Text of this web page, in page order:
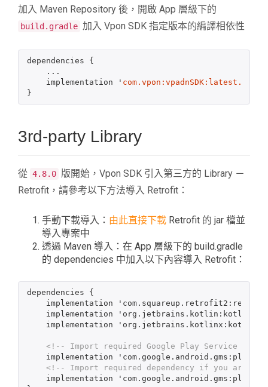
加入 Maven Repository 後，開啟 App 層級下的
build.gradle 加入 Vpon SDK 指定版本的編譯相依性
dependencies
{
...
implementation
'
}
3rd-party Library
從 4.8.0 版開始，Vpon SDK 引入第三方的 Library －
Retrofit，請參考以下方法導入 Retrofit：
手動下載導入： 由此直接下載 Retrofit 的 jar 檔並
導入專案中
透過 Maven 導入：在 App 層級下的 build.gradle
的 dependencies 中加入以下內容導入 Retrofit：
dependencies {
<!-- Import required Google Play Service -->
<!-- Import required dependency if you are